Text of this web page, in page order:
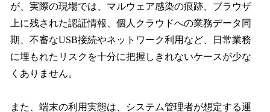
が、実際の現場では、マルウェア感染の痕跡、ブラウザ
上に残された認証情報、個人クラウドへの業務データ同
期、不審なUSB接続やネットワーク利用など、日常業務
に埋もれたリスクを十分に把握しきれないケースが少な
くありません。
また、端末の利用実態は、システム管理者が想定する運